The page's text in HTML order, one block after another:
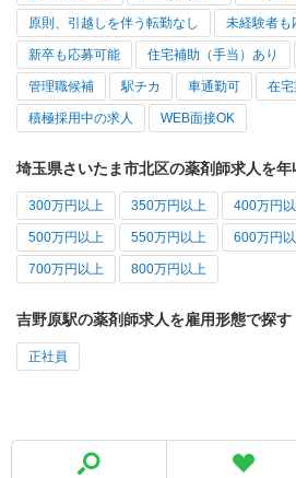
原則、引越しを伴う転勤なし 未経験者も
新卒も応募可能 住宅補助（手当）あり
管理職候補 駅チカ 車通勤可 在宅
積極採用中の求人 WEB面接OK
埼玉県さいたま市北区の薬剤師求人を年
300万円以上 350万円以上 400万円
500万円以上 550万円以上 600万円
700万円以上 800万円以上
吉野原駅の薬剤師求人を雇用形態で探す
正社員